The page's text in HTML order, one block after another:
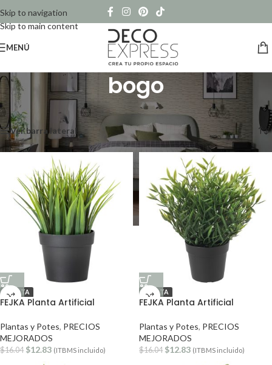
Skip to navigation
Skip to main content
MENÚ
bogo
Inicio/ Productos etiquetados “bogo” Mostrando los 5 resultados
Ver barra lateral
OFERTA
FEJKA Planta Artificial
Plantas y Potes, PRECIOS
MEJORADOS
$16.04 $12.83 (ITBMS incluido)
OFERTA
FEJKA Planta Artificial
Plantas y Potes, PRECIOS
MEJORADOS
$16.04 $12.83 (ITBMS incluido)